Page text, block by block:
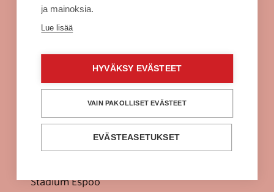
Alko Espoo
Citymarket Espoo
Clas Ohlson Espoo
Fuku Supreme Espoo
H&M Espoo
Stadium Espoo
ja mainoksia.
Lue lisää
HYVÄKSY EVÄSTEET
VAIN PAKOLLISET EVÄSTEET
EVÄSTEASETUKSET